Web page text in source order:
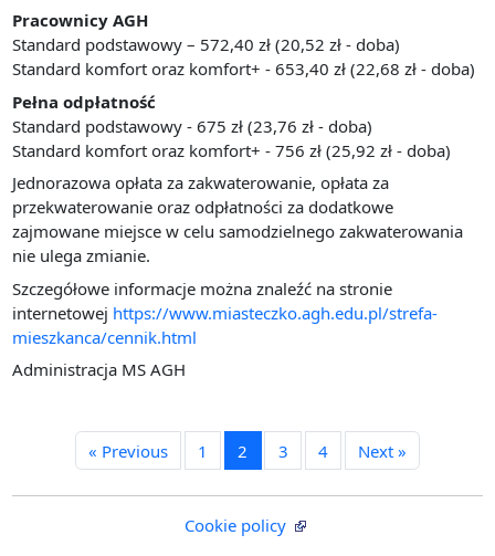
Pracownicy AGH
Standard podstawowy – 572,40 zł (20,52 zł - doba)
Standard komfort oraz komfort+ - 653,40 zł (22,68 zł - doba)
Pełna odpłatność
Standard podstawowy - 675 zł (23,76 zł - doba)
Standard komfort oraz komfort+ - 756 zł (25,92 zł - doba)
Jednorazowa opłata za zakwaterowanie, opłata za
przekwaterowanie oraz odpłatności za dodatkowe
zajmowane miejsce w celu samodzielnego zakwaterowania
nie ulega zmianie.
Szczegółowe informacje można znaleźć na stronie
internetowej https://www.miasteczko.agh.edu.pl/strefa-
mieszkanca/cennik.html
Administracja MS AGH
« Previous 1 2 3 4 Next »
Cookie policy